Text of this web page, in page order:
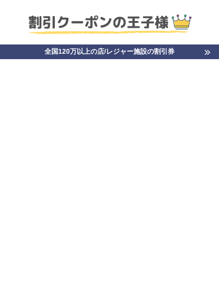
全国120万以上の店/レジャー施設の割引券